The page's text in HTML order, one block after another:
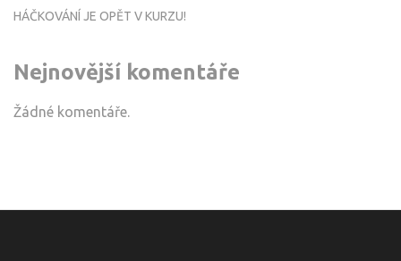
HÁČKOVÁNÍ JE OPĚT V KURZU!
Nejnovější komentáře
Žádné komentáře.